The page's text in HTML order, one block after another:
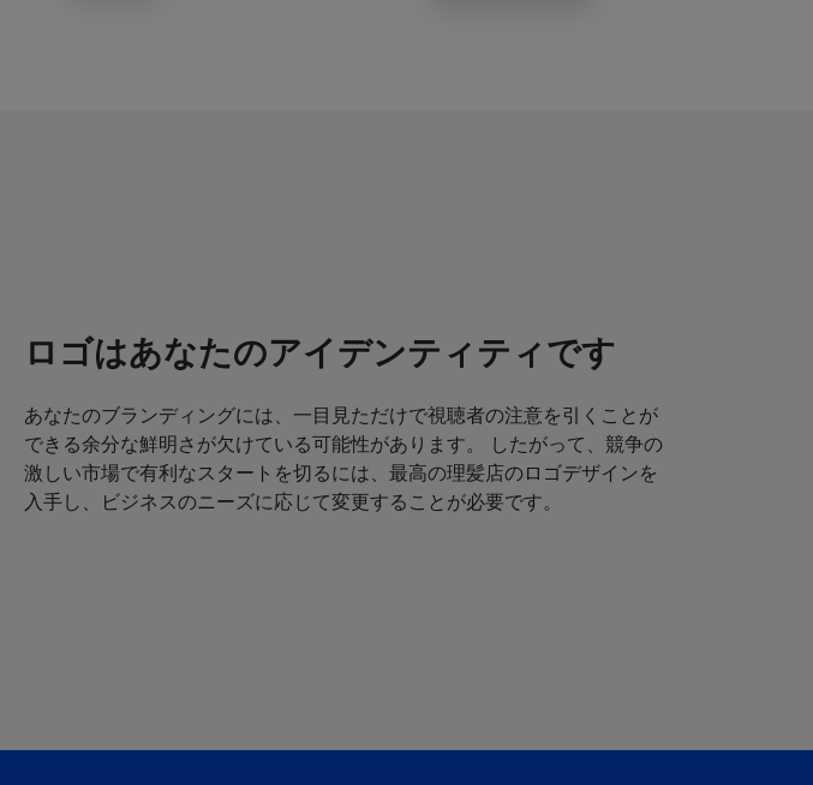
ロゴはあなたのアイデンティティです
あなたのブランディングには、一目見ただけで視聴者の注意を引くことが
できる余分な鮮明さが欠けている可能性があります。 したがって、競争の
激しい市場で有利なスタートを切るには、最高の理髪店のロゴデザインを
入手し、ビジネスのニーズに応じて変更することが必要です。